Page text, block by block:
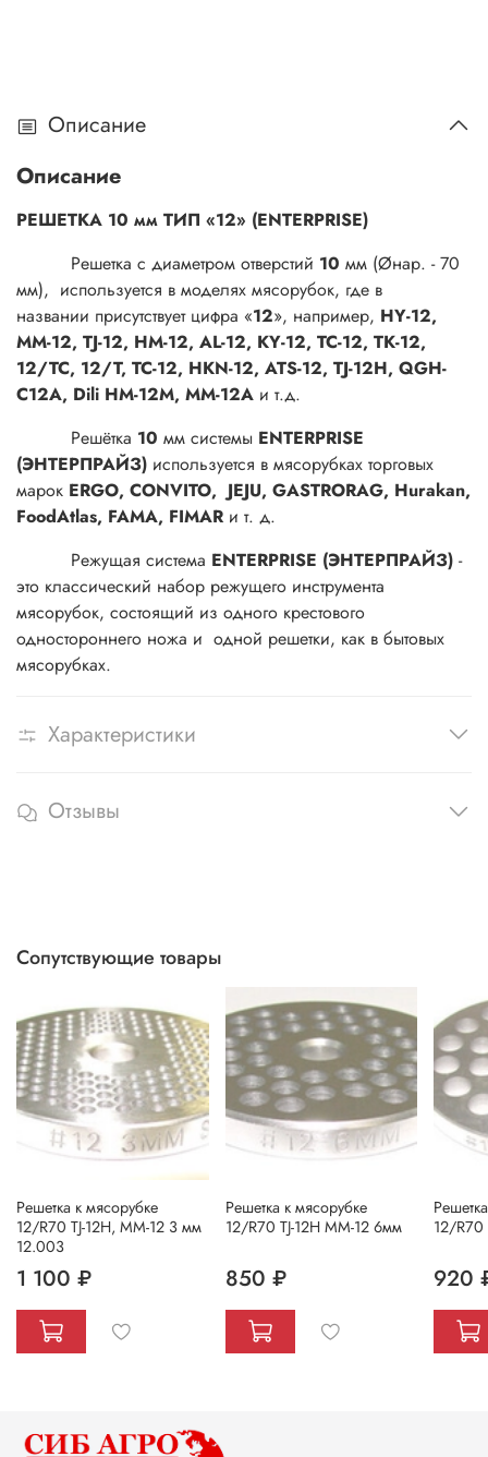
Описание
Описание
РЕШЕТКА 10 мм ТИП «12» (ENTERPRISE)
Решетка с диаметром отверстий 10 мм (Øнар. - 70
мм), используется в моделях мясорубок, где в
названии присутствует цифра «12», например, HY-12,
ММ-12, TJ-12, HM-12, AL-12, KY-12, TC-12, TK-12,
12/TC, 12/T, TC-12, HKN-12, ATS-12, TJ-12H, QGH-
C12A, Dili HM-12M, MM-12A и т.д.
Решётка 10 мм системы ENTERPRISE
(ЭНТЕРПРАЙЗ) используется в мясорубках торговых
марок ERGO, CONVITO, JEJU, GASTRORAG, Hurakan,
FoodAtlas, FAMA, FIMAR и т. д.
Режущая система ENTERPRISE (ЭНТЕРПРАЙЗ) -
это классический набор режущего инструмента
мясорубок, состоящий из одного крестового
одностороннего ножа и одной решетки, как в бытовых
мясорубках.
Характеристики
Отзывы
Сопутствующие товары
Решетка к мясорубке
12/R70 TJ-12Н, MM-12 3 мм
12.003
1 100 ₽
Решетка к мясорубке
12/R70 TJ-12Н MM-12 6мм
850 ₽
12/R70
920